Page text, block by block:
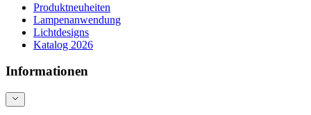
Produktneuheiten
Lampenanwendung
Lichtdesigns
Katalog 2026
Informationen